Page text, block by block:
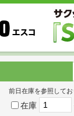
前日在庫を参照して
在庫